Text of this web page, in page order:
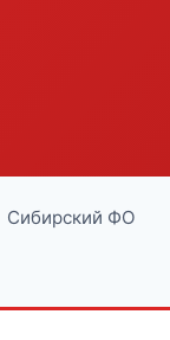
Сибирский ФО